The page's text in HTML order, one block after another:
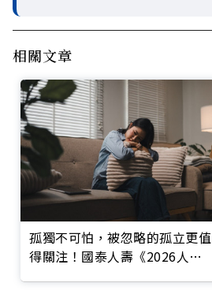
相關文章
孤獨不可怕，被忽略的孤立更值
得關注！國泰人壽《2026人生